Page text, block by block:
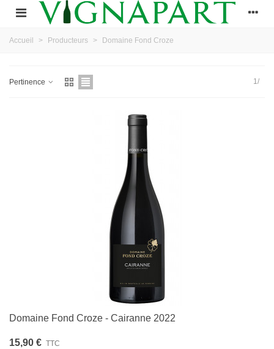
Accueil > Producteurs > Domaine Fond Croze
Pertinence 1/
Domaine Fond Croze - Cairanne 2022
15,90 € TTC